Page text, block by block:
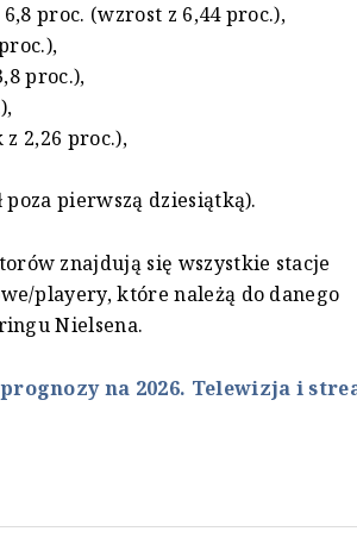
proc. (wzrost z 6,44 proc.),
proc.),
2,26 proc.),
poza pierwszą dziesiątką).
znajdują się wszystkie stacje
playery, które należą do danego
Nielsena.
na 2026. Telewizja i